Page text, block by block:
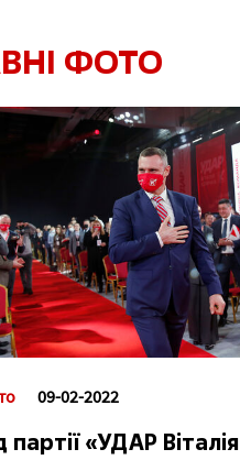
ФОТО
09-02-2022
партії «УДАР Віталія